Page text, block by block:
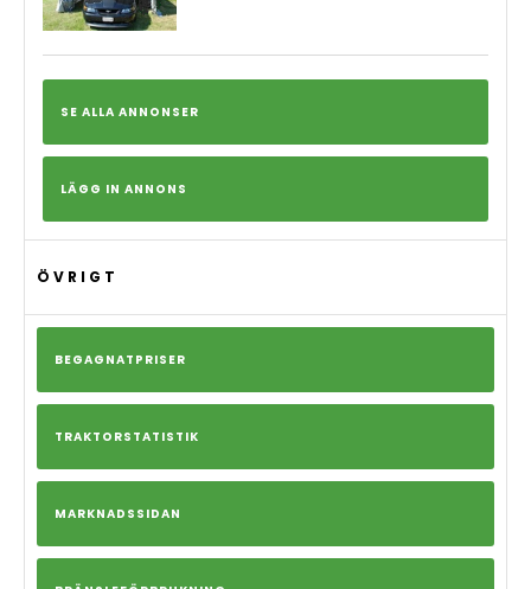
SE ALLA ANNONSER
LÄGG IN ANNONS
ÖVRIGT
BEGAGNATPRISER
TRAKTORSTATISTIK
MARKNADSSIDAN